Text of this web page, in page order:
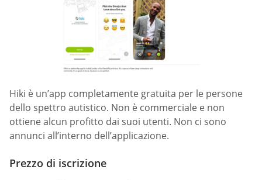
Hiki è un’app completamente gratuita per le persone
dello spettro autistico. Non è commerciale e non
ottiene alcun profitto dai suoi utenti. Non ci sono
annunci all’interno dell’applicazione.
Prezzo di iscrizione